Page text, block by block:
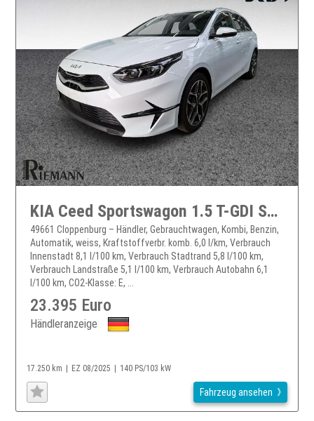
KIA Ceed Sportswagon 1.5 T-GDI Spirit + JBL Soundsystem
49661 Cloppenburg – Händler, Gebrauchtwagen, Kombi, Benzin,
Automatik, weiss, Kraftstoffverbr. komb. 6,0 l/km, Verbrauch
Innenstadt 8,1 l/100 km, Verbrauch Stadtrand 5,8 l/100 km,
Verbrauch Landstraße 5,1 l/100 km, Verbrauch Autobahn 6,1
l/100 km, CO2-Klasse: E, ...
23.395 Euro
Händleranzeige
17.250 km EZ 08/2025 140 PS/103 kW
Fahrzeug ansehen